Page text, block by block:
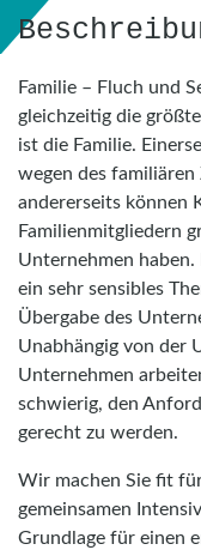
Familie – Fluch und
gleichzeitig die
ist die Familie.
wegen des
andererseits können
Familienmitgliedern
Unternehmen
ein sehr sensibles
Übergabe des
Unabhängig von der
Unternehmen
schwierig, den
gerecht zu werden.
Wir machen Sie fit
gemeinsamen
Grundlage für einen